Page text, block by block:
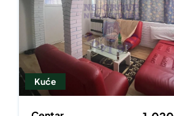
Kuće